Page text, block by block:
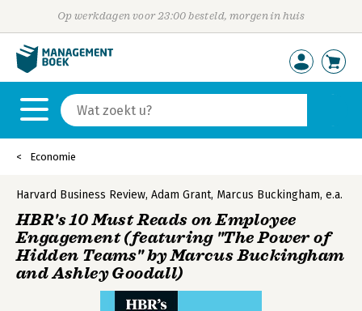
Op werkdagen voor 23:00 besteld, morgen in huis
Economie
Harvard Business Review, Adam Grant, Marcus Buckingham, e.a.
HBR's 10 Must Reads on Employee
Engagement (featuring "The Power of
Hidden Teams" by Marcus Buckingham
and Ashley Goodall)